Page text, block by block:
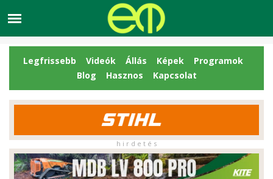
Legfrissebb Videók Állás Képek
Programok
Blog
Hasznos Kapcsolat
h i r d e t é s